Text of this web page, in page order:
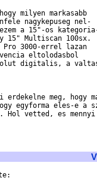
milyen markasabb
nagykepuseg nel-
a 15"-os
15" Multiscan 100sx.
Pro 3000-errel lazan
eltolodasbol
digitalis, a
meg, hogy
egyforma eles-e a
Hol vetted, es